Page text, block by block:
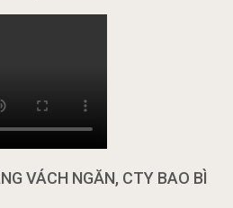
VÁCH NGĂN, CTY BAO BÌ